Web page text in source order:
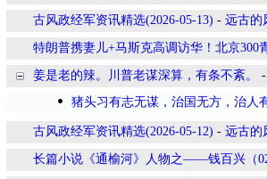
古风政经军资讯精选(2026-05-13) - 远古的
特朗普携妻儿+马斯克高调访华！北京300
姜是老的辣。川普老谋深算，有条不紊。 -
猪头习有志无谋，治国无方，治人
古风政经军资讯精选(2026-05-12) - 远古的
长篇小说《通榆河》人物之——钱百兴（